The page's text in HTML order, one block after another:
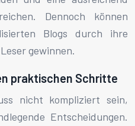
Dennoch können
Blogs durch ihre
gewinnen.
praktischen Schritte
nicht kompliziert sein,
Entscheidungen.